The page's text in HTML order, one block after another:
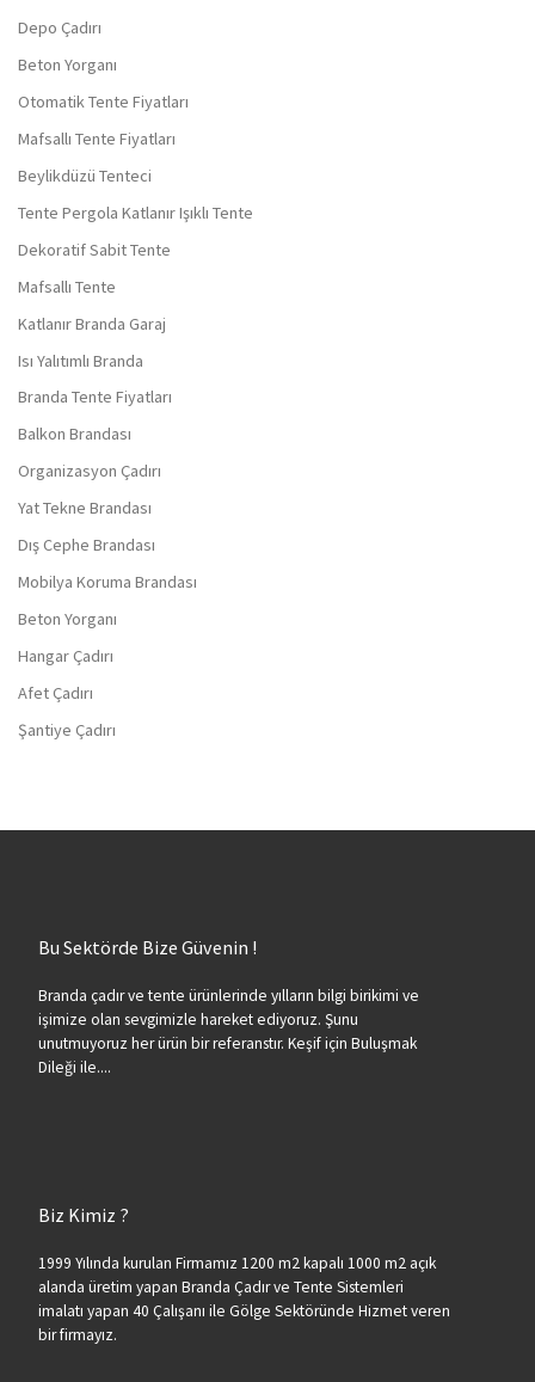
Depo Çadırı
Beton Yorganı
Otomatik Tente Fiyatları
Mafsallı Tente Fiyatları
Beylikdüzü Tenteci
Tente Pergola Katlanır Işıklı Tente
Dekoratif Sabit Tente
Mafsallı Tente
Katlanır Branda Garaj
Isı Yalıtımlı Branda
Branda Tente Fiyatları
Balkon Brandası
Organizasyon Çadırı
Yat Tekne Brandası
Dış Cephe Brandası
Mobilya Koruma Brandası
Beton Yorganı
Hangar Çadırı
Afet Çadırı
Şantiye Çadırı
Bu Sektörde Bize Güvenin !
Branda çadır ve tente ürünlerinde yılların bilgi birikimi ve
işimize olan sevgimizle hareket ediyoruz. Şunu
unutmuyoruz her ürün bir referanstır. Keşif için Buluşmak
Dileği ile....
Biz Kimiz ?
1999 Yılında kurulan Firmamız 1200 m2 kapalı 1000 m2 açık
alanda üretim yapan Branda Çadır ve Tente Sistemleri
imalatı yapan 40 Çalışanı ile Gölge Sektöründe Hizmet veren
bir firmayız.